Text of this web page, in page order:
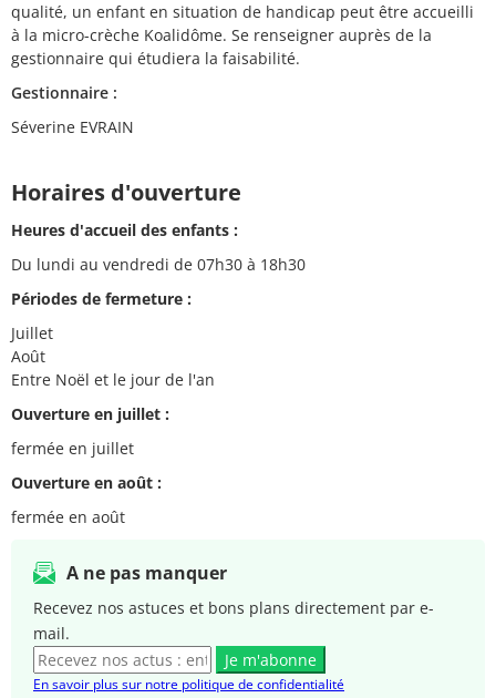
qualité, un enfant en situation de handicap peut être accueilli
à la micro-crèche Koalidôme. Se renseigner auprès de la
gestionnaire qui étudiera la faisabilité.
Gestionnaire :
Séverine EVRAIN
Horaires d'ouverture
Heures d'accueil des enfants :
Du lundi au vendredi de 07h30 à 18h30
Périodes de fermeture :
Juillet
Août
Entre Noël et le jour de l'an
Ouverture en juillet :
fermée en juillet
Ouverture en août :
fermée en août
A ne pas manquer
Recevez nos astuces et bons plans directement par e-
mail.
Je m'abonne
En savoir plus sur notre politique de confidentialité